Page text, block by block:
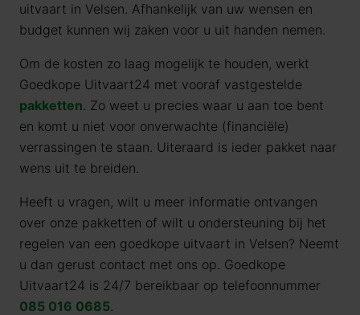
uitvaart in Velsen. Afhankelijk van uw wensen en
budget kunnen wij zaken voor u uit handen nemen.
Om de kosten zo laag mogelijk te houden, werkt
Goedkope Uitvaart24 met vooraf vastgestelde
pakketten. Zo weet u precies waar u aan toe bent
en komt u niet voor onverwachte (financiële)
verrassingen te staan. Uiteraard is ieder pakket naar
wens uit te breiden.
Heeft u vragen, wilt u meer informatie ontvangen
over onze pakketten of wilt u ondersteuning bij het
regelen van een goedkope uitvaart in Velsen? Neemt
u dan gerust contact met ons op. Goedkope
Uitvaart24 is 24/7 bereikbaar op telefoonnummer
085 016 0685.